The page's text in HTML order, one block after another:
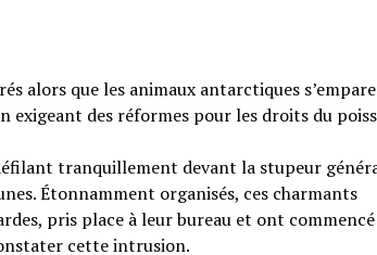
alors que les animaux antarctiques
exigeant des réformes pour les droits du
tranquillement devant la stupeur
Étonnamment organisés, ces charmants
pris place à leur bureau et ont
cette intrusion.